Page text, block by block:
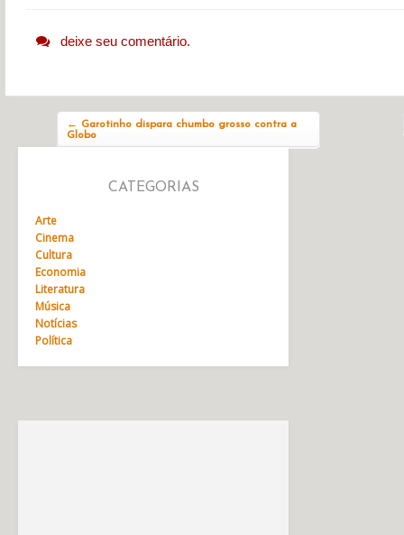
deixe seu comentário.
← Garotinho dispara chumbo grosso contra a
Globo
CATEGORIAS
Arte
Cinema
Cultura
Economia
Literatura
Música
Notícias
Política